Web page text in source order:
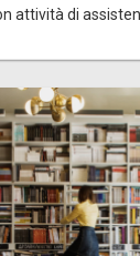
attività di